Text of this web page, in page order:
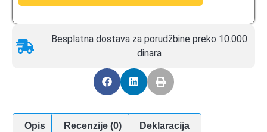
Besplatna dostava za porudžbine preko 10.000
dinara
Opis Recenzije (0) Deklaracija